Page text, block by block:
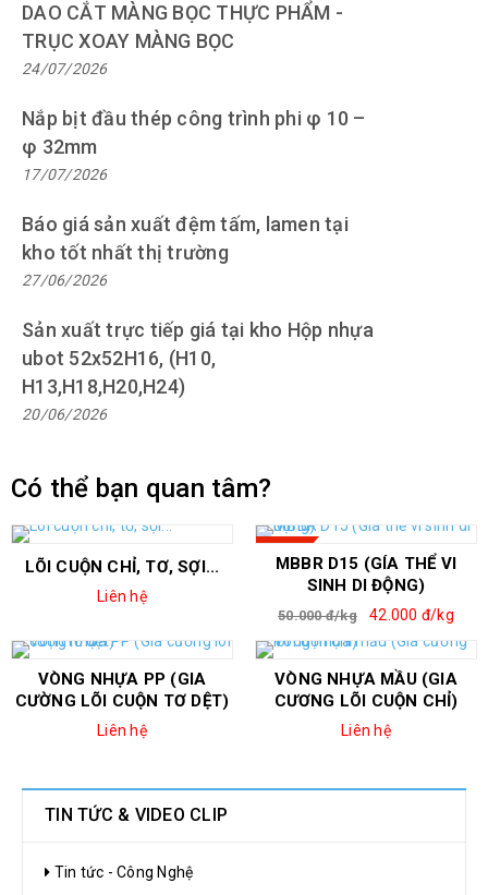
DAO CẮT MÀNG BỌC THỰC PHẨM -
TRỤC XOAY MÀNG BỌC
24/07/2026
Nắp bịt đầu thép công trình phi φ 10 –
φ 32mm
17/07/2026
Báo giá sản xuất đệm tấm, lamen tại
kho tốt nhất thị trường
27/06/2026
Sản xuất trực tiếp giá tại kho Hộp nhựa
ubot 52x52H16, (H10,
H13,H18,H20,H24)
20/06/2026
Có thể bạn quan tâm?
LÕI CUỘN CHỈ, TƠ, SỢI...
Liên hệ
MBBR D15 (GÍA THỂ VI
SINH DI ĐỘNG)
50.000 đ/kg 42.000 đ/kg
VÒNG NHỰA PP (GIA
CƯỜNG LÕI CUỘN TƠ DỆT)
Liên hệ
VÒNG NHỰA MẦU (GIA
CƯƠNG LÕI CUỘN CHỈ)
Liên hệ
TIN TỨC & VIDEO CLIP
Tin tức - Công Nghệ